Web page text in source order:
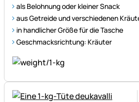
als Belohnung oder kleiner Snack
aus Getreide und verschiedenen
in handlicher Größe für die Tasche
Geschmacksrichtung: Kräuter